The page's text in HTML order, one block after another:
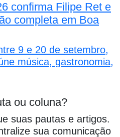
confirma Filipe Ret e
completa em Boa
9 e 20 de setembro,
música, gastronomia,
ou coluna?
suas pautas e artigos.
sua comunicação